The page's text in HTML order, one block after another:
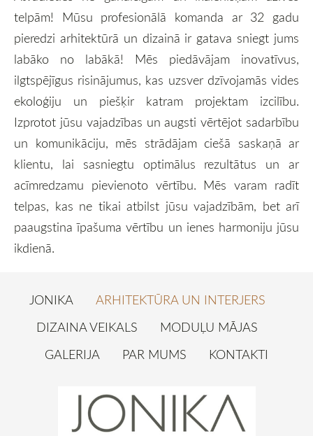
telpām! Mūsu profesionālā komanda ar 32 gadu
pieredzi arhitektūrā un dizainā ir gatava sniegt jums
labāko no labākā! Mēs piedāvājam inovatīvus,
ilgtspējīgus risinājumus, kas uzsver dzīvojamās vides
ekoloģiju un piešķir katram projektam izcilību.
Izprotot jūsu vajadzības un augsti vērtējot sadarbību
un komunikāciju, mēs strādājam ciešā saskaņā ar
klientu, lai sasniegtu optimālus rezultātus un ar
acīmredzamu pievienoto vērtību. Mēs varam radīt
telpas, kas ne tikai atbilst jūsu vajadzībām, bet arī
paaugstina īpašuma vērtību un ienes harmoniju jūsu
ikdienā.
JONIKA
ARHITEKTŪRA UN INTERJERS
DIZAINA VEIKALS
MODUĻU MĀJAS
GALERIJA
PAR MUMS KONTAKTI